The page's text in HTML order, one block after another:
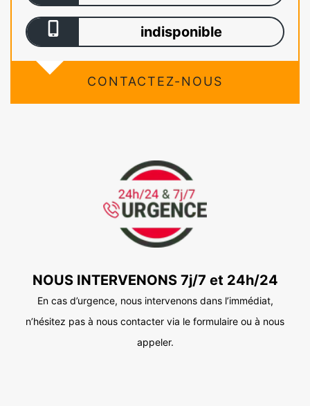
indisponible
CONTACTEZ-NOUS
NOUS INTERVENONS 7j/7 et 24h/24
En cas d’urgence, nous intervenons dans l’immédiat,
n’hésitez pas à nous contacter via le formulaire ou à nous
appeler.